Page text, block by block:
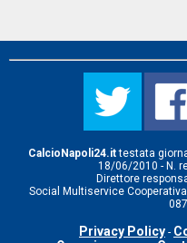
CalcioNapoli24.ittestata
18/06/2010 - N.
Direttore
Social Multiservice
Privacy Policy -